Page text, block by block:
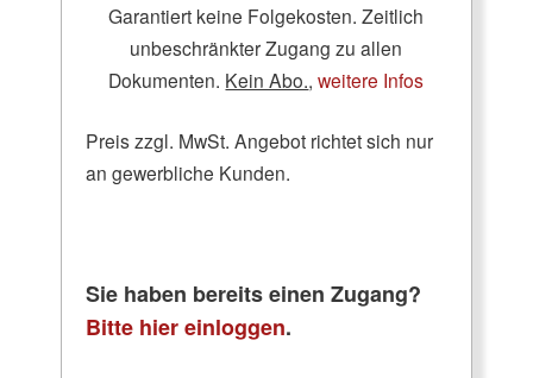
Garantiert keine Folgekosten. Zeitlich
unbeschränkter Zugang zu allen
Dokumenten. Kein Abo.,weitere Infos
Preis zzgl. MwSt. Angebot richtet sich nur
an gewerbliche Kunden.
Sie haben bereits einen Zugang?
Bitte hier einloggen.